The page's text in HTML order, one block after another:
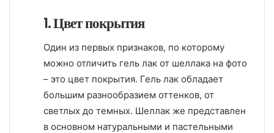
1. Цвет покрытия
Один из первых признаков, по которому
можно отличить гель лак от шеллака на фото
– это цвет покрытия. Гель лак обладает
большим разнообразием оттенков, от
светлых до темных. Шеллак же представлен
в основном натуральными и пастельными